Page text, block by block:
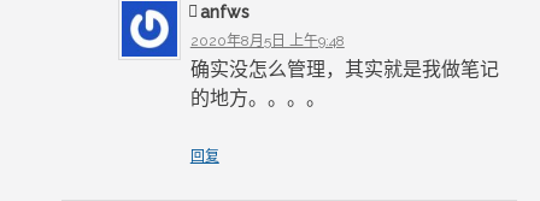
anfws
2020年8月5日 上午9:48
确实没怎么管理，其实就是我做笔记
的地方。。。。
回复